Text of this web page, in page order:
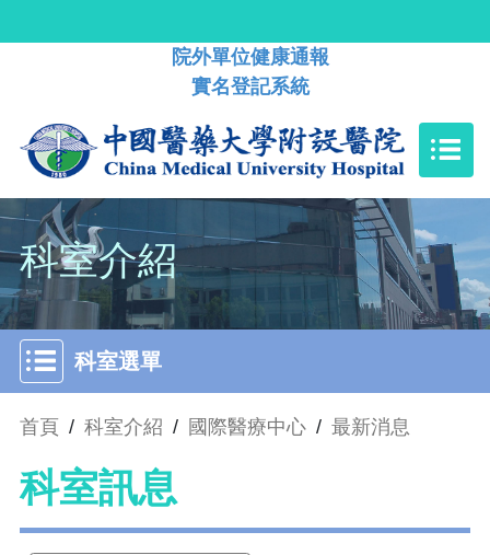
院外單位健康通報
實名登記系統
科室介紹
科室選單
首頁 / 科室介紹 / 國際醫療中心 / 最新消息
科室訊息